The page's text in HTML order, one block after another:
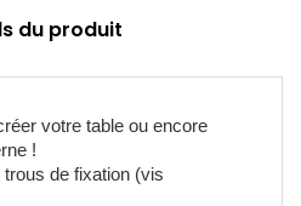
du produit
votre table ou encore
!
de fixation (vis